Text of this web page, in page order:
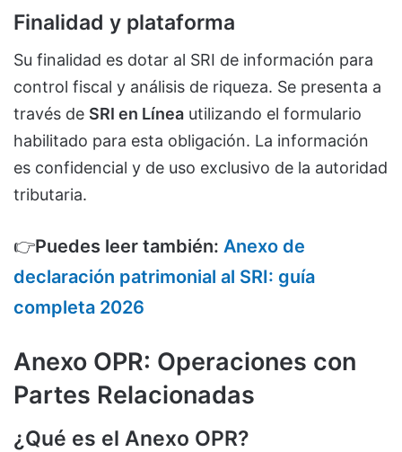
Finalidad y plataforma
Su finalidad es dotar al SRI de información para
control fiscal y análisis de riqueza. Se presenta a
través de SRI en Línea utilizando el formulario
habilitado para esta obligación. La información
es confidencial y de uso exclusivo de la autoridad
tributaria.
👉Puedes leer también: Anexo de
declaración patrimonial al SRI: guía
completa 2026
Anexo OPR: Operaciones con
Partes Relacionadas
¿Qué es el Anexo OPR?